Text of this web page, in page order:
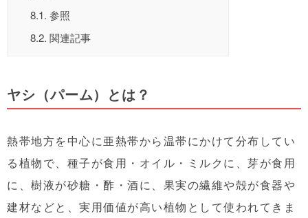
8.1. 参照
8.2. 関連記事
ヤシ（パーム）とは？
熱帯地方を中心に亜熱帯から温帯にかけて分布してい
る植物で、種子が食用・オイル・ミルクに、芽が食用
に、樹液が砂糖・酢・酒に、果実の繊維や殻が食器や
建材などと、実用価値が高い植物として使われてきま